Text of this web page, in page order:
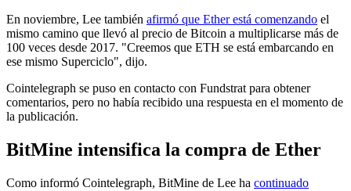
En noviembre, Lee también afirmó que Ether está comenzando el
mismo camino que llevó al precio de Bitcoin a multiplicarse más de
100 veces desde 2017. "Creemos que ETH se está embarcando en
ese mismo Superciclo", dijo.
Cointelegraph se puso en contacto con Fundstrat para obtener
comentarios, pero no había recibido una respuesta en el momento de
la publicación.
BitMine intensifica la compra de Ether
Como informó Cointelegraph, BitMine de Lee ha continuado